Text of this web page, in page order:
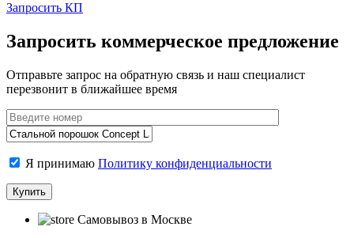
Запросить КП
Запросить коммерческое предложение
Отправьте запрос на обратную связь и наш специалист
перезвонит в ближайшее время
Я принимаю Политику конфиденциальности
Самовывоз в Москве